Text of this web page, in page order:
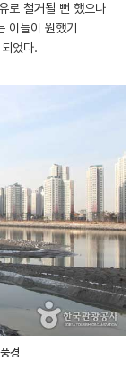
로 철거될 뻔 했으나
이들이 원했기
었다.
경